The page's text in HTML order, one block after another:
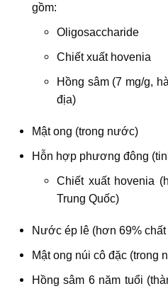
gồm:
Oligosaccharide
Chiết xuất hovenia
Hồng sâm (7 mg/g,
địa)
Mật ong (trong nước)
Hỗn hợp phương đông
Chiết xuất hovenia
Trung Quốc)
Nước ép lê (hơn 69%
Mật ong núi cô đặc (trong
Hồng sâm 6 năm tuổi